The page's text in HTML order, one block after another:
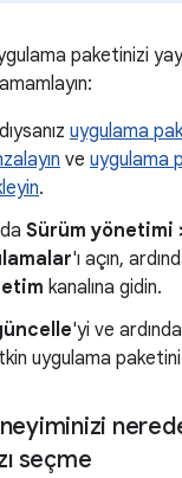
paketinizi
uygulama
ve uygulama
.
Sürüm yönetimi
'ı açın,
kanalına gidin.
'yi ve
uygulama
seçme